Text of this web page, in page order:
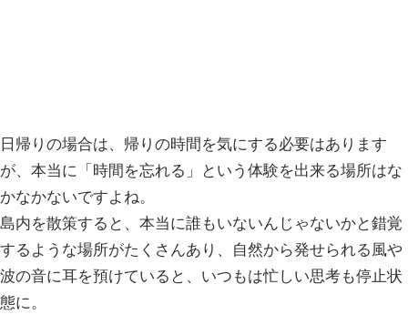
日帰りの場合は、帰りの時間を気にする必要はあります
が、本当に「時間を忘れる」という体験を出来る場所はな
かなかないですよね。
島内を散策すると、本当に誰もいないんじゃないかと錯覚
するような場所がたくさんあり、自然から発せられる風や
波の音に耳を預けていると、いつもは忙しい思考も停止状
態に。